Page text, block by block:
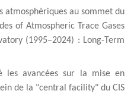
atmosphériques au sommet du
of Atmospheric Trace Gases
(1995–2024) : Long-Term
les avancées sur la mise en
de la "central facility" du CIS